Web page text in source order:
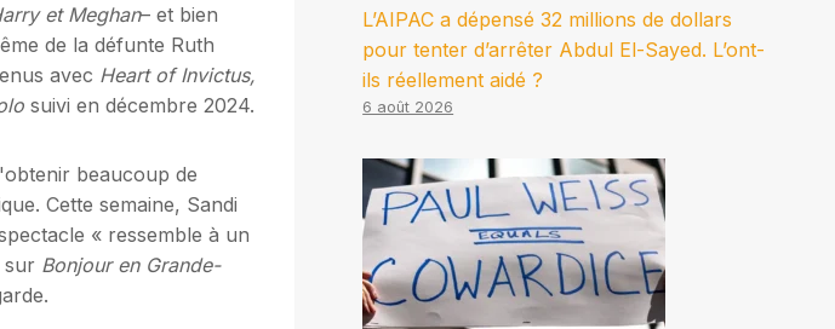
et Meghan– et bien
de la défunte Ruth
avec Heart of Invictus,
suivi en décembre 2024.
beaucoup de
Cette semaine, Sandi
« ressemble à un
sur Bonjour en Grande-
L’AIPAC a dépensé 32 millions de dollars
pour tenter d’arrêter Abdul El-Sayed. L’ont-
ils réellement aidé ?
6 août 2026